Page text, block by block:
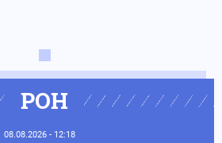
ΡΟΗ
08.08.2026 - 12:18